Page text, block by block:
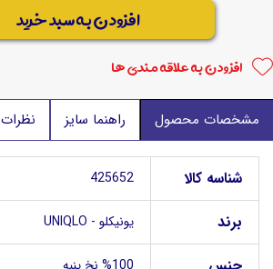
افزودن به سبد خرید
افزودن به علاقه مندی ها
مشخصات محصول راهنما سایز نظرات
شناسه کالا 425652
برند یونیکلو - UNIQLO